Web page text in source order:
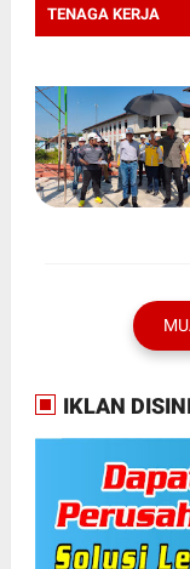
TENAGA KERJA
IKLAN